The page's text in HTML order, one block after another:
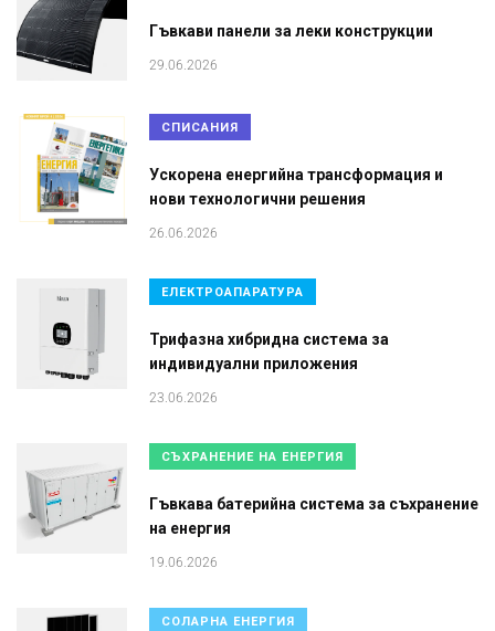
Гъвкави панели за леки конструкции
29.06.2026
СПИСАНИЯ
Ускорена енергийна трансформация и
нови технологични решения
26.06.2026
ЕЛЕКТРОАПАРАТУРА
Трифазна хибридна система за
индивидуални приложения
23.06.2026
СЪХРАНЕНИЕ НА ЕНЕРГИЯ
Гъвкава батерийна система за съхранение
на енергия
19.06.2026
СОЛАРНА ЕНЕРГИЯ